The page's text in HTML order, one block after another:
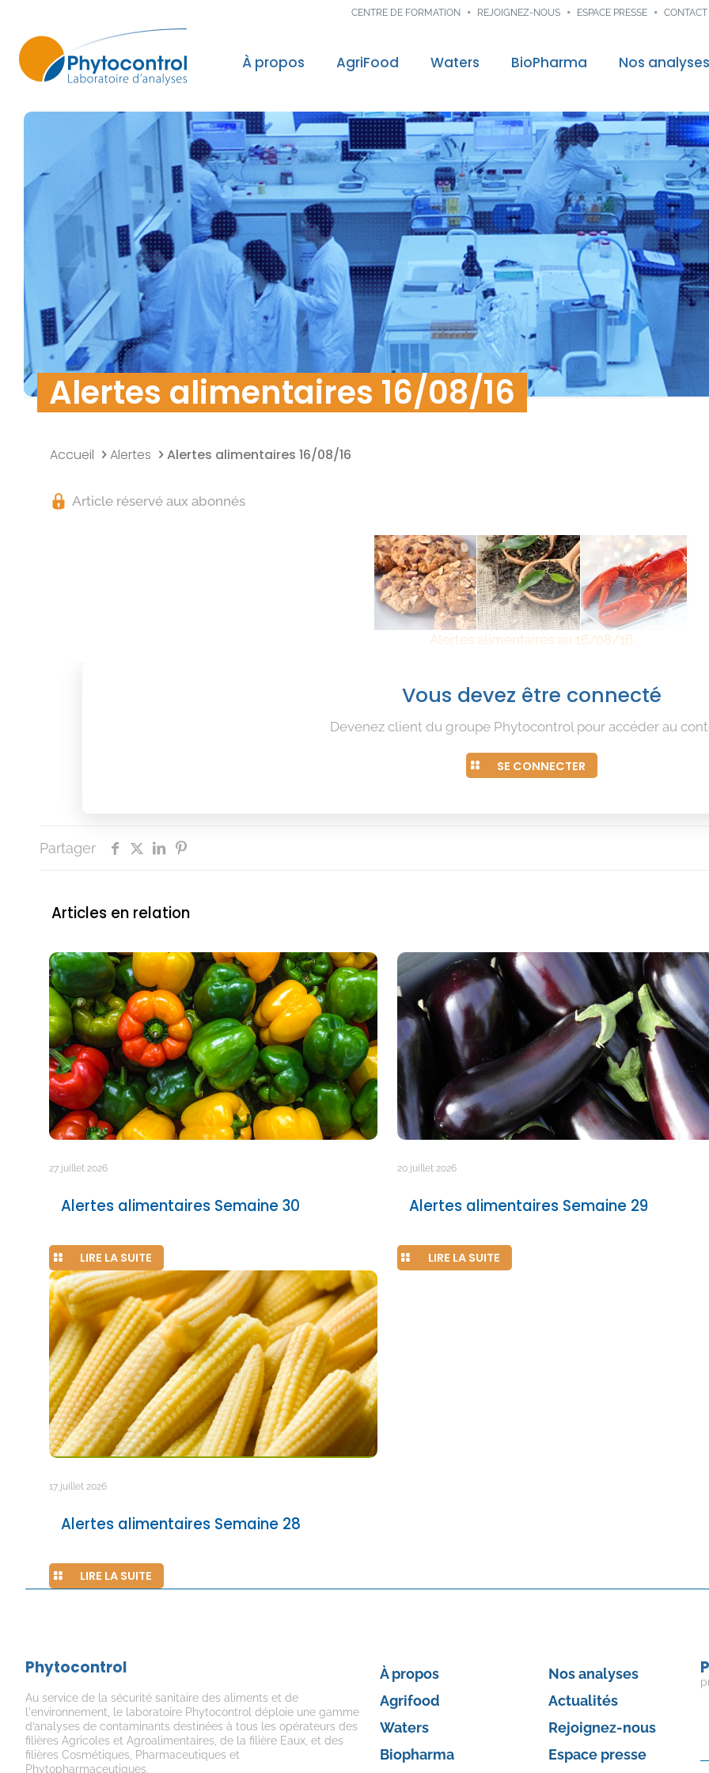
CENTRE DE FORMATION REJOIGNEZ-NOUS ESPACE PRESSE CONTACT
À propos
Le groupe Phytocontrol
Nos valeurs, notre mission
Nos accréditations
Nos reconnaissances
Nos laboratoires
Politique Qualité
Recherche & Développement
Sécurité des données
AgriFood Waters BioPharma Nos
Audit &
Traçabilité
Alertes alimentaires 16/08/16
Accueil Alertes Alertes alimentaires 16/08/16
Article réservé aux abonnés
Alertes alimentaires au 16/08/16
Vous devez être connecté
Devenez client du groupe Phytocontrol pour accéder au
SE CONNECTER
Partager
Articles en relation
27 juillet 2026
Alertes alimentaires Semaine 30
LIRE LA SUITE
20 juillet 2026
Alertes alimentaires Semaine 29
LIRE LA SUITE
17 juillet 2026
Alertes alimentaires Semaine 28
LIRE LA SUITE
Phytocontrol
Au service de la sécurité sanitaire des aliments et de
l'environnement, le laboratoire Phytocontrol déploie une gamme
d’analyses de contaminants destinées à tous les opérateurs des
filières Agricoles et Agroalimentaires, de la filière Eaux, et des
filières Cosmétiques, Pharmaceutiques et
Phytopharmaceutiques.
À propos
Agrifood
Waters
Biopharma
Nos analyses
Actualités
Rejoignez-nous
Espace presse